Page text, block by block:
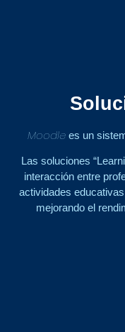
Moodle es un
Las soluciones
interacción entre
actividades educativas
mejorando el